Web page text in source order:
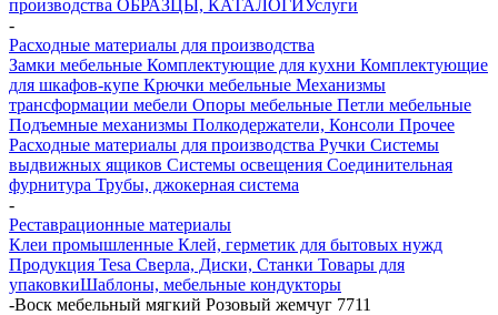
производства ОБРАЗЦЫ, КАТАЛОГИУслуги
-
Расходные материалы для производства
Замки мебельные Комплектующие для кухни Комплектующие
для шкафов-купе Крючки мебельные Механизмы
трансформации мебели Опоры мебельные Петли мебельные
Подъемные механизмы Полкодержатели, Консоли Прочее
Расходные материалы для производства Ручки Системы
выдвижных ящиков Системы освещения Соединительная
фурнитура Трубы, джокерная система
-
Реставрационные материалы
Клеи промышленные Клей, герметик для бытовых нужд
Продукция Tesa Сверла, Диски, Станки Товары для
упаковкиШаблоны, мебельные кондукторы
-Воск мебельный мягкий Розовый жемчуг 7711